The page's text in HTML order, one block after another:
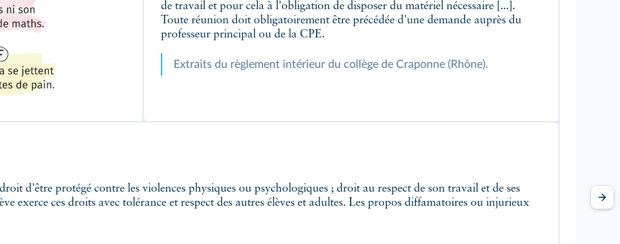
de travail et pour cela à l'obligation de disposer du matériel nécessaire [...].
Toute réunion doit obligatoirement être précédée d'une demande auprès du
professeur principal ou de la CPE.
Extraits du règlement intérieur du collège de Craponne (Rhône).
exerce ces droits avec tolérance et respect des autres élèves et adultes. Les propos diffamatoires ou injurieux